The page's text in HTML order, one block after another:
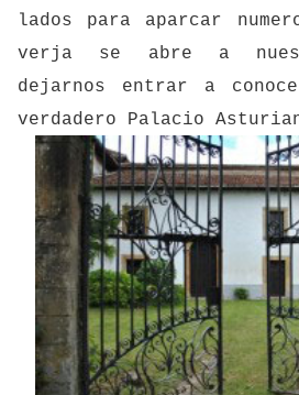
lados para aparcar
verja se abre a
dejarnos entrar a
verdadero Palacio